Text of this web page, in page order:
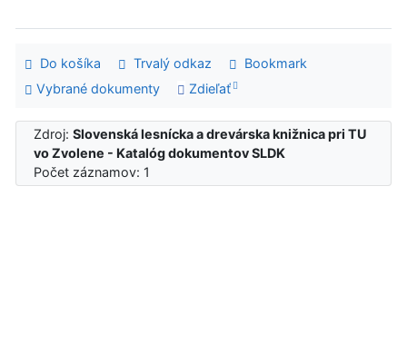
Do košíka Trvalý odkaz
Bookmark
Vybrané dokumenty
Zdieľať
Zdroj:Slovenská lesnícka a drevárska knižnica pri TU
vo Zvolene - Katalóg dokumentov SLDK
Počet záznamov: 1